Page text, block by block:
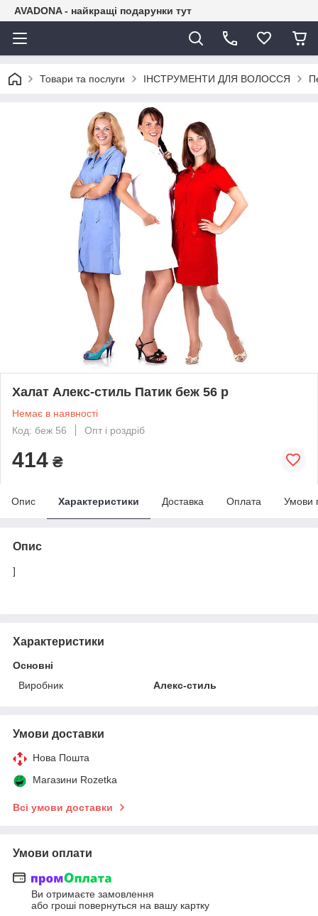
AVADONA - найкращі подарунки тут
Товари та послуги ІНСТРУМЕНТИ ДЛЯ ВОЛОССЯ
Халат Алекс-стиль Патик беж 56 р
Немає в наявності
Код: беж 56
Опт і роздріб
414 ₴
Опис Характеристики Доставка Оплата Умови
Опис
]
Характеристики
Основні
Виробник
Алекс-стиль
Умови доставки
Нова Пошта
Магазини Rozetka
Всі умови доставки
Умови оплати
Ви отримаєте замовлення
або гроші повернуться на вашу картку